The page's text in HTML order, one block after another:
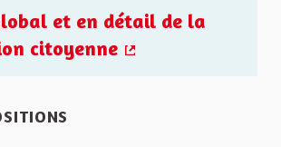
et en détail de la
citoyenne